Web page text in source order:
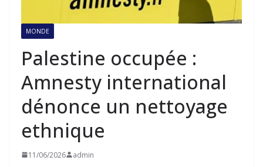
MONDE
Palestine occupée :
Amnesty international
dénonce un nettoyage
ethnique
11/06/2026 admin